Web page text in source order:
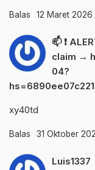
Balas 12 Maret 2026
📫 ❗
claim →
04?
xy40td
Balas 31 Oktober
Luis1337